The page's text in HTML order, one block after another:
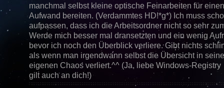
manchmal selbst kleine optische Feinarbeiten für einen
Aufwand bereiten. (Verdammtes HD!*g*) Ich muss
aufpassen, dass ich die Arbeitsordner nicht so sehr
Werde mich besser mal dransetzten und ein wenig
bevor ich noch den Überblick verliere. Gibt nichts
als wenn man irgendwann selbst die Übersicht in
eigenen Chaos verliert.^^ (Ja, liebe Windows-
gilt auch an dich!)